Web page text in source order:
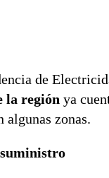
de
la región ya
algunas zonas.